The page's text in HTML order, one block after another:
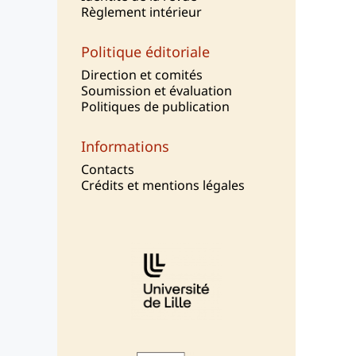
Règlement intérieur
Politique éditoriale
Direction et comités
Soumission et évaluation
Politiques de publication
Informations
Contacts
Crédits et mentions légales